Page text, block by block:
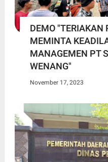
DEMO "TERIAKAN
MEMINTA
MANAGEMEN PT
WENANG"
November 17, 2023